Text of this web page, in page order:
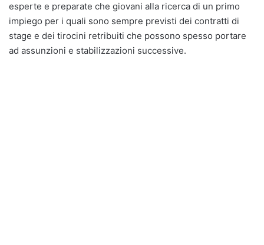
esperte e preparate che giovani alla ricerca di un primo
impiego per i quali sono sempre previsti dei contratti di
stage e dei tirocini retribuiti che possono spesso portare
ad assunzioni e stabilizzazioni successive.